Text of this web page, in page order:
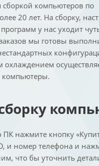
компьютеров по
20 лет. На сборку,
у нас уходит
мы готовы
компьютеры.
нажмите кнопку
и номер телефона и
что бы уточнить